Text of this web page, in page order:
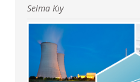
Selma Kıy